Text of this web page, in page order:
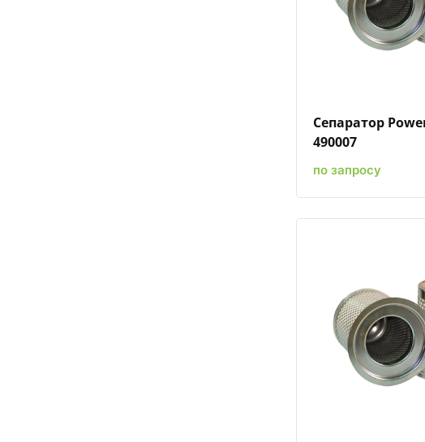
Быстрый
Сепаратор
490007
по запросу
Быстрый